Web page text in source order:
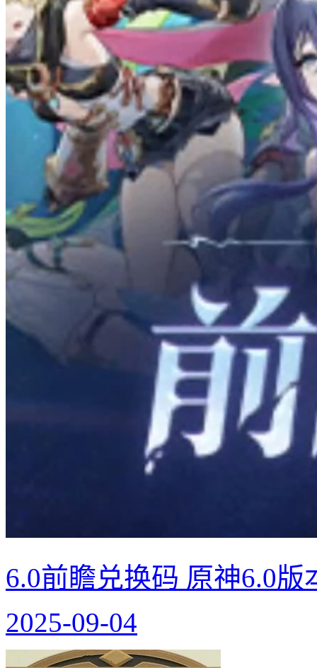
6.0前瞻兑换码 原神6.0版
2025-09-04